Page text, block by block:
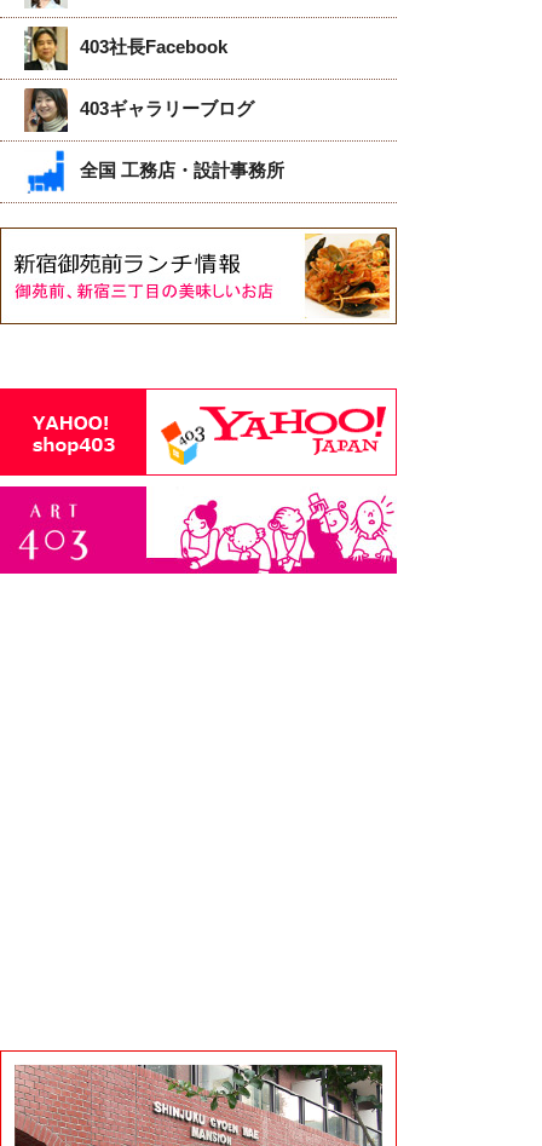
403社長Facebook
403ギャラリーブログ
全国 工務店・設計事務所